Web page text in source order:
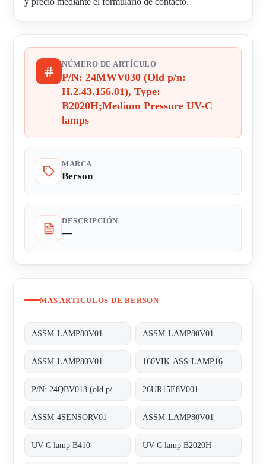
NÚMERO DE ARTÍCULO
P/N: 24MWV030 (Old p/n:
H.2.43.156.01), Type:
B2020H;Medium Pressure UV-C
lamps
MARCA
Berson
DESCRIPCIÓN
—
MÁS ARTÍCULOS DE BERSON
ASSM-LAMP80V01 ASSM-LAMP80V01
ASSM-LAMP80V01
26UR15E8V001
ASSM-4SENSORV01 ASSM-LAMP80V01
UV-C lamp B410 UV-C lamp B2020H